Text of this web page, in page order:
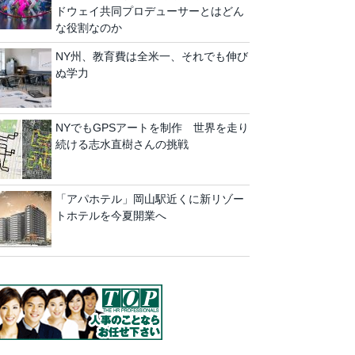
ドウェイ共同プロデューサーとはどん
な役割なのか
NY州、教育費は全米一、それでも伸び
ぬ学力
NYでもGPSアートを制作 世界を走り
続ける志水直樹さんの挑戦
「アパホテル」岡山駅近くに新リゾー
トホテルを今夏開業へ